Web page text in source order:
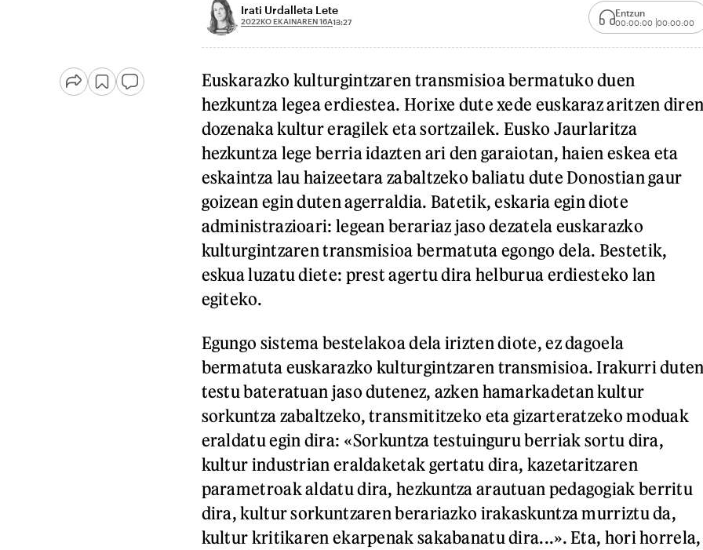
Irati Urdalleta Lete
2022KO EKAINAREN 16A13:27
Entzun
00:00:00 00:00:00
Euskarazko kulturgintzaren transmisioa bermatuko duen
hezkuntza legea erdiestea. Horixe dute xede euskaraz aritzen
dozenaka kultur eragilek eta sortzailek. Eusko Jaurlaritza
hezkuntza lege berria idazten ari den garaiotan, haien eskea eta
eskaintza lau haizeetara zabaltzeko baliatu dute Donostian gaur
goizean egin duten agerraldia. Batetik, eskaria egin diote
administrazioari: legean berariaz jaso dezatela euskarazko
kulturgintzaren transmisioa bermatuta egongo dela. Bestetik,
eskua luzatu diete: prest agertu dira helburua erdiesteko lan
egiteko.
Egungo sistema bestelakoa dela irizten diote, ez dagoela
bermatuta euskarazko kulturgintzaren transmisioa. Irakurri
testu bateratuan jaso dutenez, azken hamarkadetan kultur
sorkuntza zabaltzeko, transmititzeko eta gizarteratzeko moduak
eraldatu egin dira: «Sorkuntza testuinguru berriak sortu dira,
kultur industrian eraldaketak gertatu dira, kazetaritzaren
parametroak aldatu dira, hezkuntza arautuan pedagogiak berritu
dira, kultur sorkuntzaren berariazko irakaskuntza murriztu da,
kultur kritikaren ekarpenak sakabanatu dira...». Eta, hori horrela,